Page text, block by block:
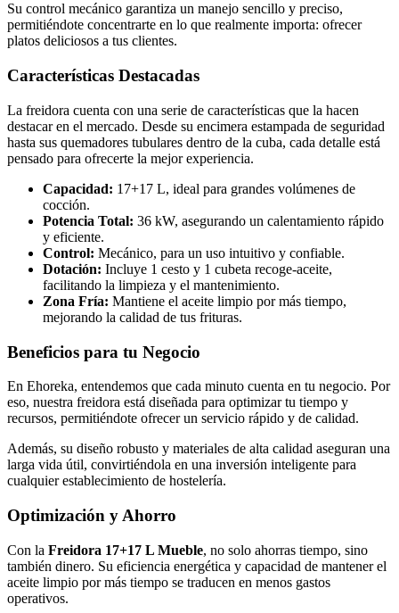
Su control mecánico garantiza un manejo sencillo y preciso,
permitiéndote concentrarte en lo que realmente importa: ofrecer
platos deliciosos a tus clientes.
Características Destacadas
La freidora cuenta con una serie de características que la hacen
destacar en el mercado. Desde su encimera estampada de seguridad
hasta sus quemadores tubulares dentro de la cuba, cada detalle está
pensado para ofrecerte la mejor experiencia.
Capacidad: 17+17 L, ideal para grandes volúmenes de
cocción.
Potencia Total: 36 kW, asegurando un calentamiento rápido
y eficiente.
Control: Mecánico, para un uso intuitivo y confiable.
Dotación: Incluye 1 cesto y 1 cubeta recoge-aceite,
facilitando la limpieza y el mantenimiento.
Zona Fría: Mantiene el aceite limpio por más tiempo,
mejorando la calidad de tus frituras.
Beneficios para tu Negocio
En Ehoreka, entendemos que cada minuto cuenta en tu negocio. Por
eso, nuestra freidora está diseñada para optimizar tu tiempo y
recursos, permitiéndote ofrecer un servicio rápido y de calidad.
Además, su diseño robusto y materiales de alta calidad aseguran una
larga vida útil, convirtiéndola en una inversión inteligente para
cualquier establecimiento de hostelería.
Optimización y Ahorro
Con la Freidora 17+17 L Mueble, no solo ahorras tiempo, sino
también dinero. Su eficiencia energética y capacidad de mantener el
aceite limpio por más tiempo se traducen en menos gastos
operativos.